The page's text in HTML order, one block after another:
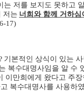
는 저를 보지도 못하고
저는 너희와 함께 거하심
17)
기본적인 상식이 있는
복수대명사임을 알 수
이만희에게 왔다고 주장
복수대명사를 사용하